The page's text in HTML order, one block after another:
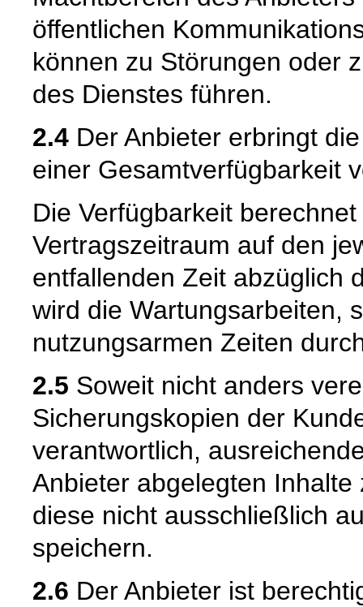
öffentlichen
können zu Störungen oder
des Dienstes führen.
2.4 Der Anbieter erbringt
einer Gesamtverfügbarkeit
Die Verfügbarkeit
Vertragszeitraum auf den
entfallenden Zeit abzüglich
wird die Wartungsarbeiten,
nutzungsarmen Zeiten
2.5 Soweit nicht anders
Sicherungskopien der
verantwortlich,
Anbieter abgelegten
diese nicht ausschließlich
speichern.
2.6 Der Anbieter ist